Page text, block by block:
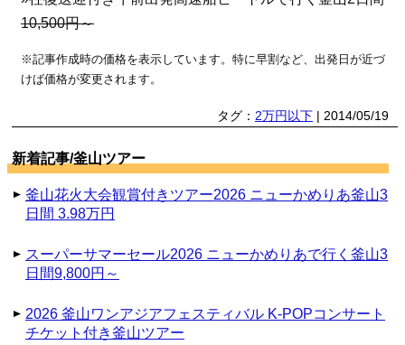
10,500円～
※記事作成時の価格を表示しています。特に早割など、出発日が近づ
けば価格が変更されます。
タグ： 2万円以下 | 2014/05/19
新着記事/釜山ツアー
釜山花火大会観賞付きツアー2026 ニューかめりあ釜山3
日間 3.98万円
スーパーサマーセール2026 ニューかめりあで行く釜山3
日間9,800円～
2026 釜山ワンアジアフェスティバル K-POPコンサート
チケット付き釜山ツアー